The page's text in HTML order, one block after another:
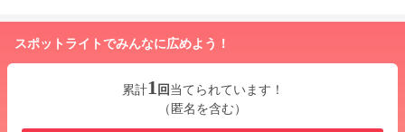
スポットライトでみんなに広めよう！
累計1回当てられています！
（匿名を含む）